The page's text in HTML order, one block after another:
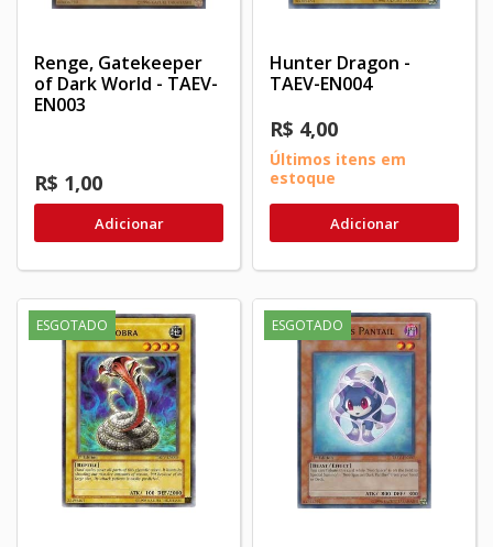
Renge, Gatekeeper
of Dark World - TAEV-
EN003
R$ 1,00
Adicionar
Hunter Dragon -
TAEV-EN004
R$ 4,00
Últimos itens em
estoque
Adicionar
ESGOTADO ESGOTADO